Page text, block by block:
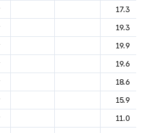
17.3
19.3
19.9
19.6
18.6
15.9
11.0